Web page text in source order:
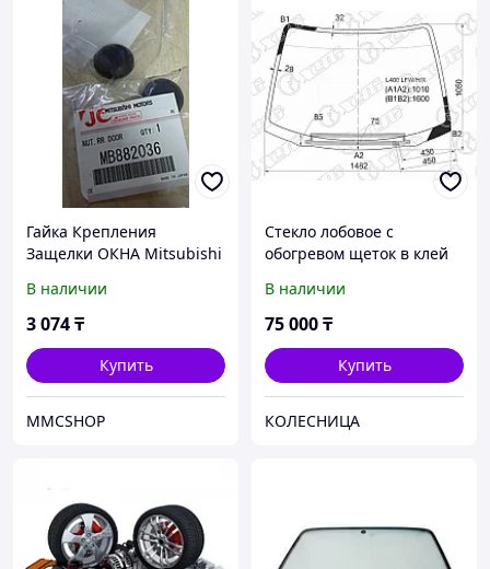
Гайка Крепления
Защелки ОКНА Mitsubishi
Delica, L400, RVR Делика
В наличии
3 074₸
Купить
MMCSHOP
Стекло лобовое с
обогревом щеток в клей
94-07
В наличии
75 000₸
Купить
КОЛЕСНИЦА